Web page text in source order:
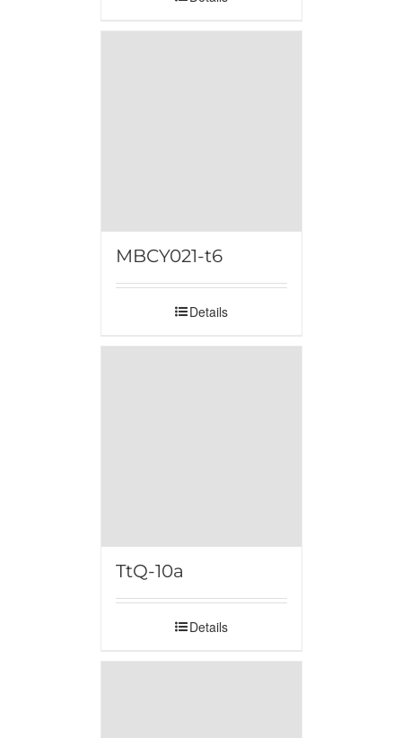
MBCY021-t6
Details
TtQ-10a
Details